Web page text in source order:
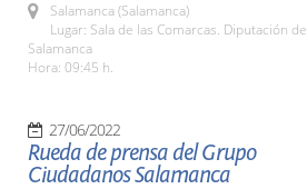
Salamanca (Salamanca)
Lugar: Sala de las Comarcas. Diputación de
Salamanca
Hora: 09:45 h.
27/06/2022
Rueda de prensa del Grupo
Ciudadanos Salamanca